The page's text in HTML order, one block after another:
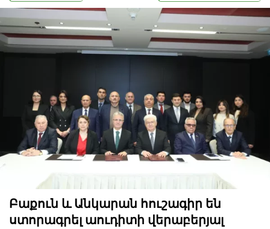
Բաքուն և Անկարան հուշագիր են
ստորագրել աուդիտի վերաբերյալ